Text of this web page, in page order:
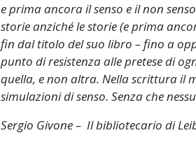
e prima ancora il senso e il non
storie anziché le storie (e prima
fin dal titolo del suo libro – fino a
punto di resistenza alle pretese di
quella, e non altra. Nella scrittura il
simulazioni di senso. Senza che
Sergio Givone – Il bibliotecario di